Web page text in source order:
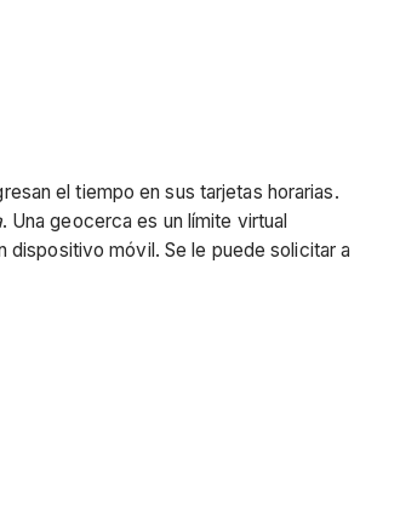
el tiempo en sus tarjetas horarias.
. Una geocerca es un límite virtual
dispositivo móvil. Se le puede solicitar a